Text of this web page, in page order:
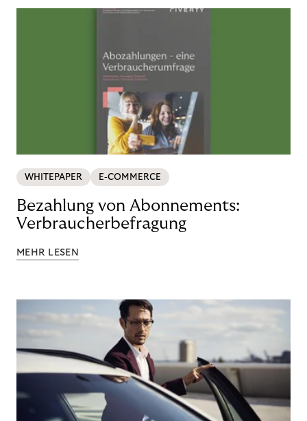
WHITEPAPER E-COMMERCE
Bezahlung von Abonnements:
Verbraucherbefragung
MEHR LESEN